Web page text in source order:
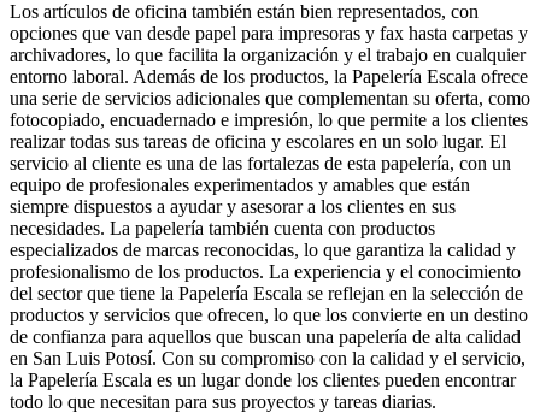
Los artículos de oficina también están bien representados, con
opciones que van desde papel para impresoras y fax hasta carpetas y
archivadores, lo que facilita la organización y el trabajo en cualquier
entorno laboral. Además de los productos, la Papelería Escala ofrece
una serie de servicios adicionales que complementan su oferta, como
fotocopiado, encuadernado e impresión, lo que permite a los clientes
realizar todas sus tareas de oficina y escolares en un solo lugar. El
servicio al cliente es una de las fortalezas de esta papelería, con un
equipo de profesionales experimentados y amables que están
siempre dispuestos a ayudar y asesorar a los clientes en sus
necesidades. La papelería también cuenta con productos
especializados de marcas reconocidas, lo que garantiza la calidad y
profesionalismo de los productos. La experiencia y el conocimiento
del sector que tiene la Papelería Escala se reflejan en la selección de
productos y servicios que ofrecen, lo que los convierte en un destino
de confianza para aquellos que buscan una papelería de alta calidad
en San Luis Potosí. Con su compromiso con la calidad y el servicio,
la Papelería Escala es un lugar donde los clientes pueden encontrar
todo lo que necesitan para sus proyectos y tareas diarias.